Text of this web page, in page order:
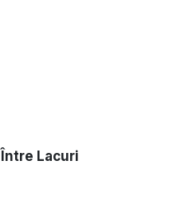
Lacuri